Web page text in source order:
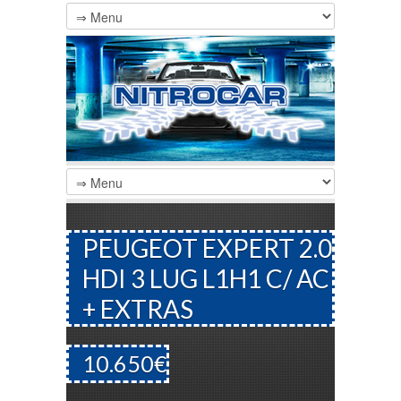
PEUGEOT EXPERT 2.0
HDI 3 LUG L1H1 C/ AC
+ EXTRAS
10.650€